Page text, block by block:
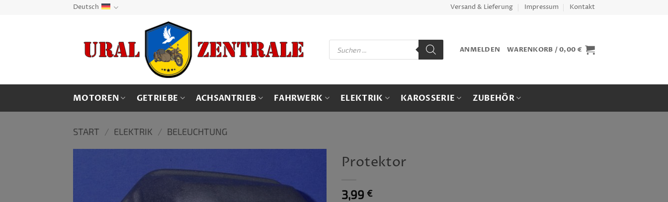
Deutsch Versand & Lieferung Impressum Kontakt
Products
search
ANMELDEN WARENKORB /0,00 €
MOTOREN GETRIEBE ACHSANTRIEB FAHRWERK ELEKTRIK KAROSSERIE ZUBEHÖR
START / ELEKTRIK / BELEUCHTUNG
Protektor
3,99 €